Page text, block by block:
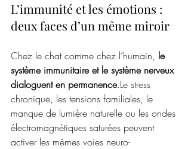
L’immunité et les émotions :
deux faces d’un même miroir
Chez le chat comme chez l’humain, le
système immunitaire et le système nerveux
dialoguent en permanence.Le stress
chronique, les tensions familiales, le
manque de lumière naturelle ou les ondes
électromagnétiques saturées peuvent
activer les mêmes voies neuro-